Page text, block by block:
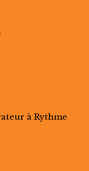
à Rythme